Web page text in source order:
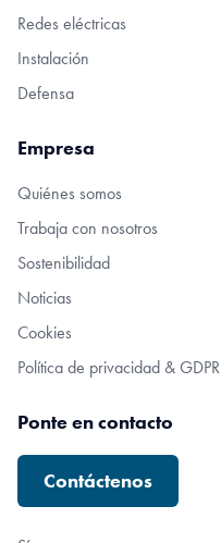
Redes eléctricas
Instalación
Defensa
Empresa
Quiénes somos
Trabaja con nosotros
Sostenibilidad
Noticias
Cookies
Política de privacidad & GDPR
Ponte en contacto
Contáctenos